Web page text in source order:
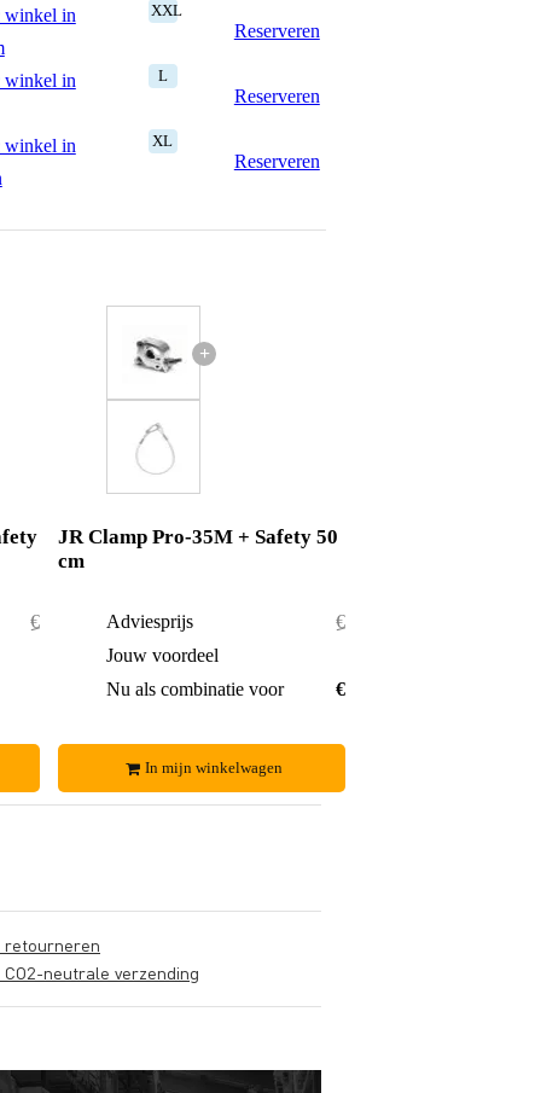
winkel in
XXL
Reserveren
winkel in
L
Reserveren
winkel in
XL
Reserveren
€ 82,20
+
JR Clamp Pro-35M + Safety 50
cm
Adviesprijs
€ 16,44
Jouw voordeel
Nu als combinatie voor
€ 16,05
In mijn winkelwagen
retourneren
CO2-neutrale verzending